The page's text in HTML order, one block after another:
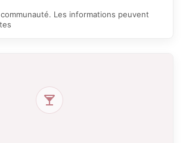
Les informations peuvent